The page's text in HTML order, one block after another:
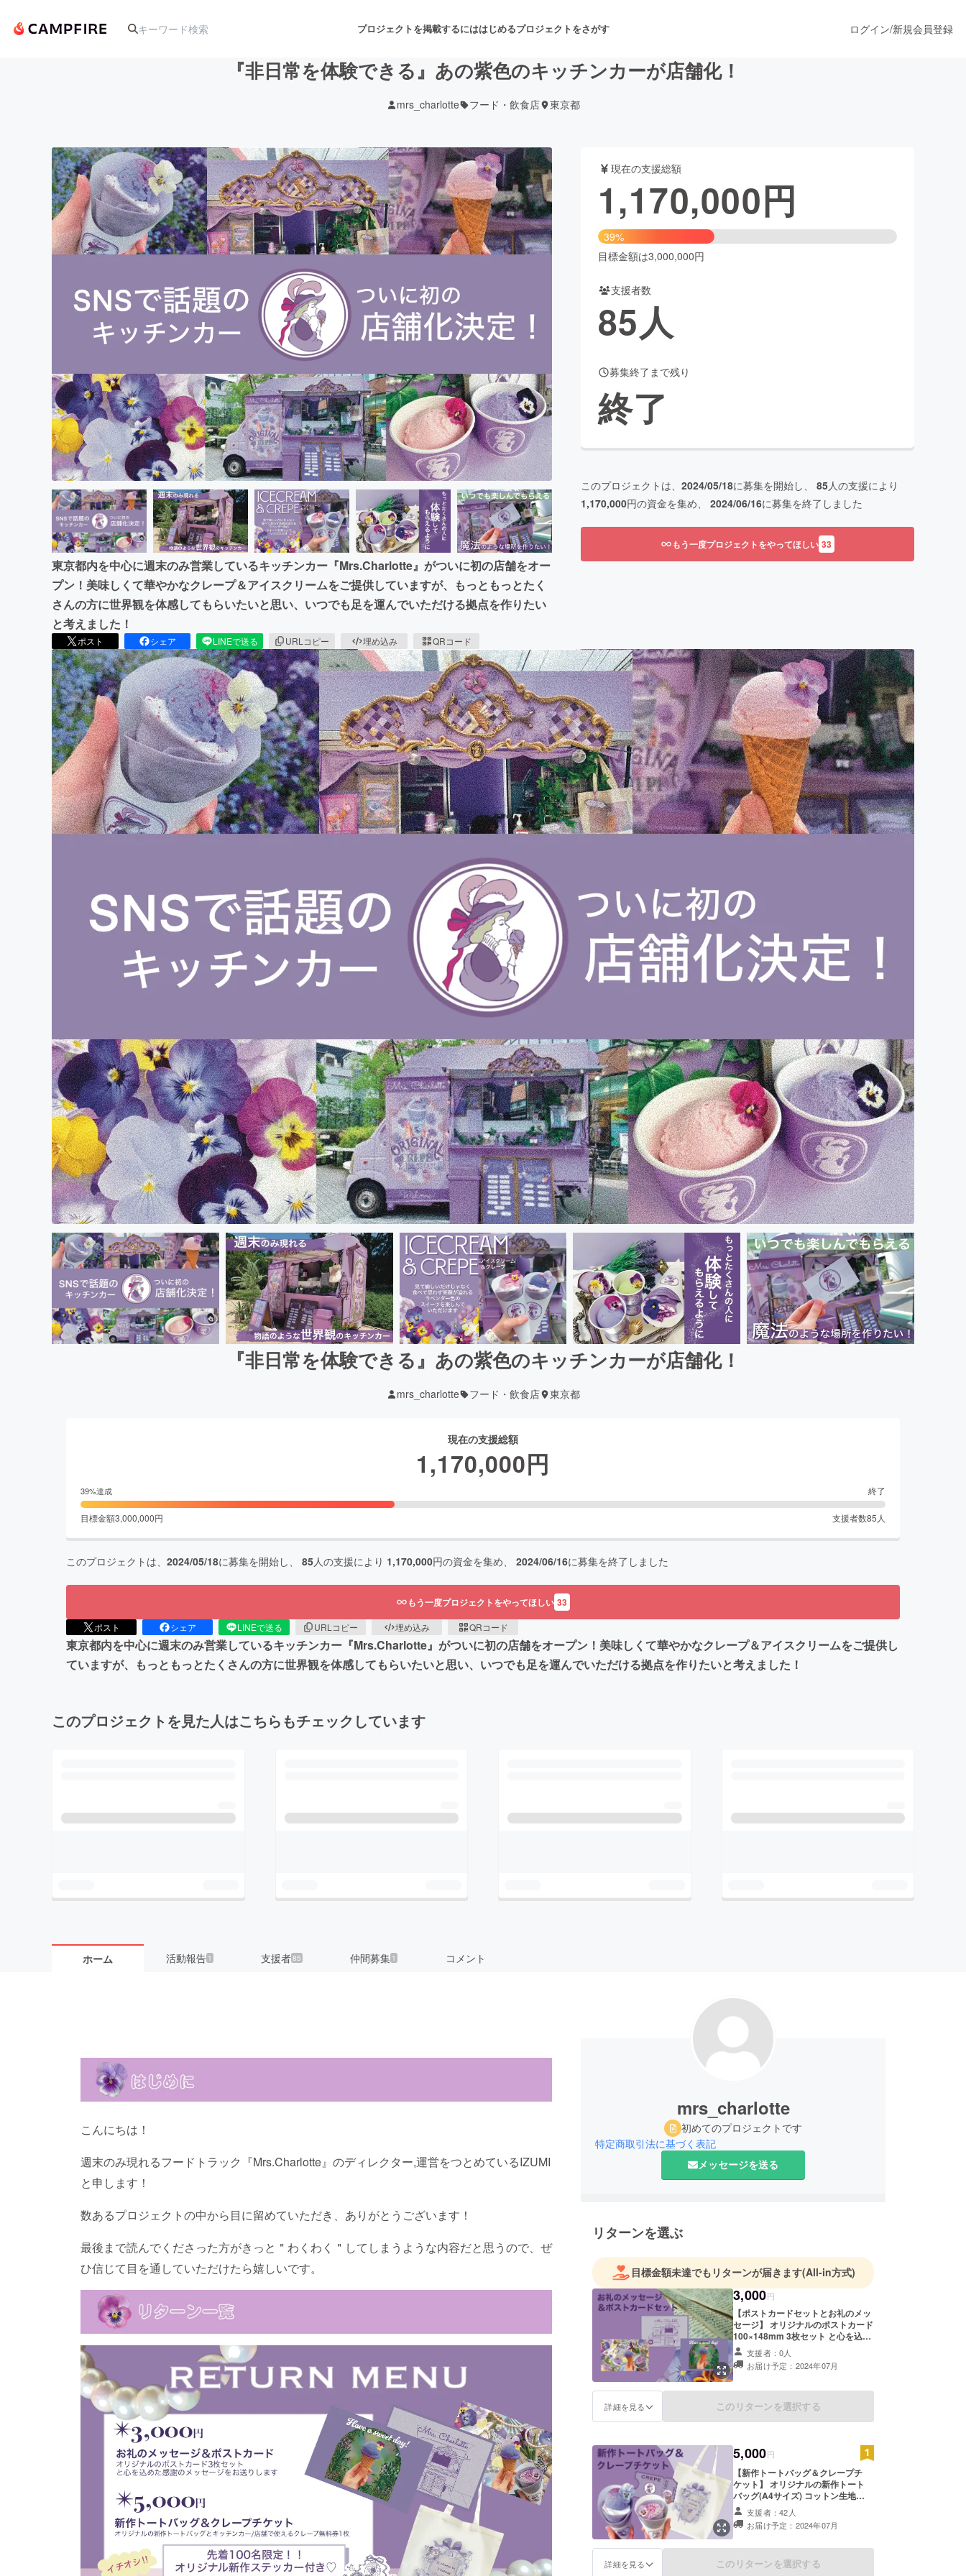
プロジェクトを掲載するにははじめるプロジェクトをさがす
アート・写真 音楽 舞台・パフォーマンス
テクノロジー・ガジェット ゲーム・サービス開発 フード・飲食店 ファッション
映像・映画 書籍・雑誌出版 アニメ・漫画
ビジネス・起業 チャレンジ ビューティー・ヘルスケア
まちづくり・地域活性化
CAMPFIRE for Social GoodCAMPFIRE Creation
CAMPFIREふるさと納税machi-yaコミュニティ
ログイン/新規会員登録
『非日常を体験できる』あの紫色のキッチンカーが店舗化！
mrs_charlotte フード・飲食店 東京都
東京都内を中心に週末のみ営業しているキッチンカー『Mrs.Charlotte』がついに初の店舗をオー
プン！美味しくて華やかなクレープ＆アイスクリームをご提供していますが、もっともっとたく
さんの方に世界観を体感してもらいたいと思い、いつでも足を運んでいただける拠点を作りたい
と考えました！
ポスト シェア LINEで送る URLコピー 埋め込み QRコード
現在の支援総額
1,170,000円
39%
目標金額は3,000,000円
支援者数
85人
募集終了まで残り
終了
このプロジェクトは、 2024/05/18に募集を開始し、 85人の支援により
1,170,000円の資金を集め、 2024/06/16に募集を終了しました
もう一度プロジェクトをやってほしい 33
『非日常を体験できる』あの紫色のキッチンカーが店舗化！
mrs_charlotte フード・飲食店 東京都
現在の支援総額
1,170,000円
39%達成 終了
目標金額3,000,000円 支援者数85 人
このプロジェクトは、 2024/05/18に募集を開始し、 85人の支援により 1,170,000円の資金を集め、 2024/06/16に募集を終了しました
もう一度プロジェクトをやってほしい 33
ポスト シェア LINEで送る URLコピー 埋め込み QRコード
東京都内を中心に週末のみ営業しているキッチンカー『Mrs.Charlotte』がついに初の店舗をオープン！美味しくて華やかなクレープ＆アイスクリームをご提供し
ていますが、もっともっとたくさんの方に世界観を体感してもらいたいと思い、いつでも足を運んでいただける拠点を作りたいと考えました！
このプロジェクトを見た人はこちらもチェックしています
ホーム 活動報告 1 支援者85 仲間募集 1 コメント
こんにちは！
週末のみ現れるフードトラック『Mrs.Charlotte』のディレクター,運営をつとめているIZUMI
と申します！
数あるプロジェクトの中から目に留めていただき、ありがとうございます！
最後まで読んでくださった方がきっと＂わくわく＂してしまうような内容だと思うので、ぜ
ひ信じて目を通していただけたら嬉しいです。
mrs_charlotte
初めてのプロジェクトです
特定商取引法に基づく表記
メッセージを送る
リターンを選ぶ
目標金額未達でもリターンが届きます(All-in方式)
3,000円
【ポストカードセットとお礼のメッ
セージ】 オリジナルのポストカード
100×148mm 3枚セット と心を込め
たお礼のメッセージをお送りしま
す。支援者：0人
お届け予定：2024年07月
詳細を見る このリターンを選択する
5,000円
【新作トートバッグ＆クレープチ
ケット】 オリジナルの新作トート
バッグ(A4サイズ) コットン生地
100% 本体サイズ260×330mm ク
レープチケット×1枚 (店舗やキッチ
ンカーで使えます。※クレープは持
可。) 【有効期限】2025年8月末ま
支援者：42人
お届け予定：2024年07月
詳細を見る このリターンを選択する